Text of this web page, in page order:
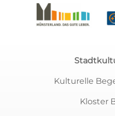
Kulturelle
Kloster